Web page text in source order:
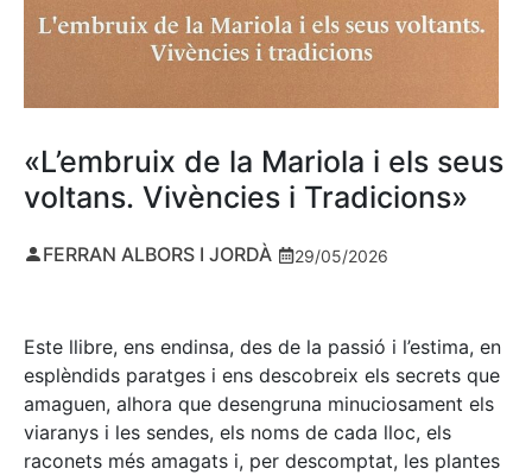
«L’embruix de la Mariola i els seus
voltans. Vivències i Tradicions»
FERRAN ALBORS I JORDÀ 29/05/2026
Este llibre, ens endinsa, des de la passió i l’estima, en
esplèndids paratges i ens descobreix els secrets que
amaguen, alhora que desengruna minuciosament els
viaranys i les sendes, els noms de cada lloc, els
raconets més amagats i, per descomptat, les plantes